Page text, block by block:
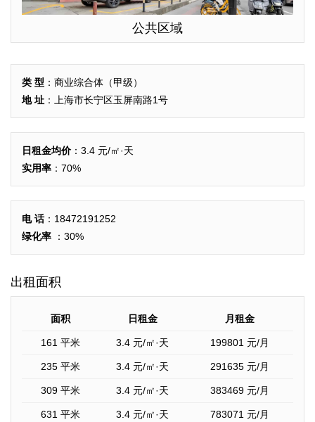
公共区域
类 型 ：商业综合体（甲级）
地 址 ：上海市长宁区玉屏南路1号
日租金均价：3.4 元/㎡·天
实用率 ：70%
电 话：18472191252
绿化率 ：30%
出租面积
面积 日租金 月租金
161 平米 3.4 元/㎡·天 199801 元/月
235 平米 3.4 元/㎡·天 291635 元/月
309 平米 3.4 元/㎡·天 383469 元/月
631 平米 3.4 元/㎡·天 783071 元/月